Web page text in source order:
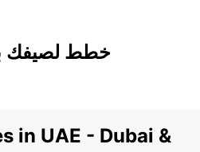
خطط لصيفك
in UAE - Dubai &